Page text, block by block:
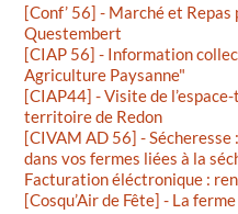
[Conf’ 56] - Marché et
Questembert
[CIAP 56] - Information
Agriculture Paysanne"
[CIAP44] - Visite de
territoire de Redon
[CIVAM AD 56] -
dans vos fermes liées à la
Facturation éléctronique :
[Cosqu’Air de Fête] - La